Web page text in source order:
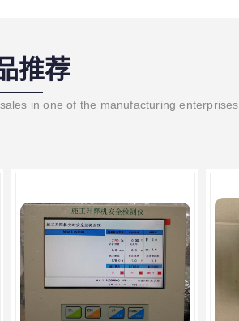
推荐
in one of the manufacturing enterprises